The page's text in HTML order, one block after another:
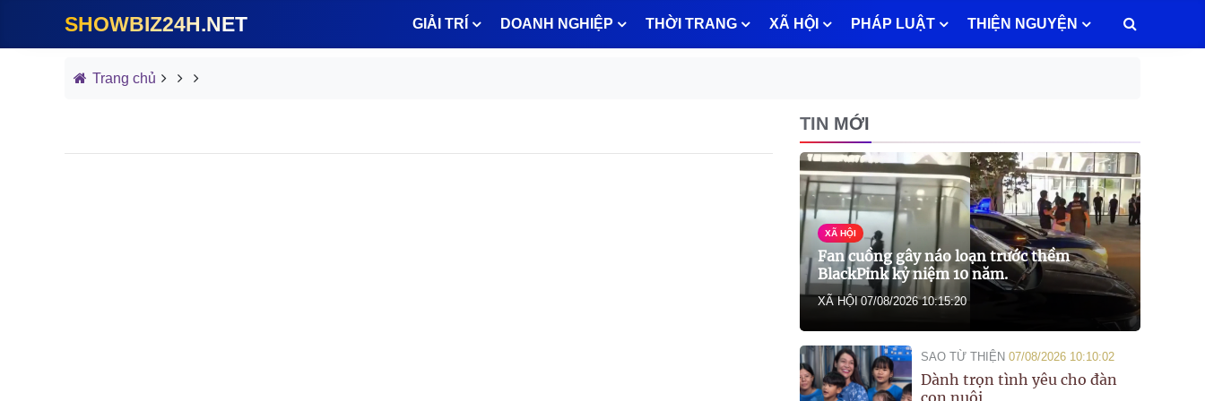
SHOWBIZ24H.NET GIẢI TRÍ DOANH NGHIỆP THỜI TRANG XÃ HỘI PHÁP LUẬT THIỆN NGUYỆN
Trang chủ
TIN MỚI
XÃ HỘI
Fan cuồng gây náo loạn trước thềm
BlackPink kỷ niệm 10 năm.
XÃ HỘI 07/08/2026 10:15:20
SAO TỪ THIỆN 07/08/2026 10:10:02
Dành trọn tình yêu cho đàn
con nuôi